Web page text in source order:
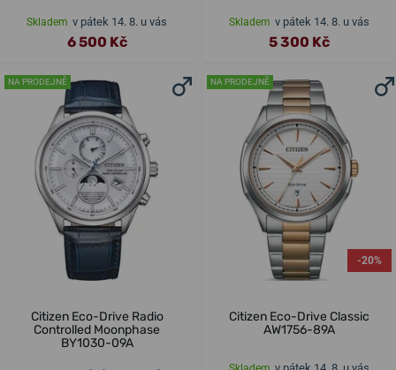
Skladem v pátek 14. 8. u vás
6 500 Kč
Skladem v pátek 14. 8. u vás
5 300 Kč
NA PRODEJNĚ
Citizen Eco-Drive Radio
Controlled Moonphase
BY1030-09A
NA PRODEJNĚ
-20%
Citizen Eco-Drive Classic
AW1756-89A